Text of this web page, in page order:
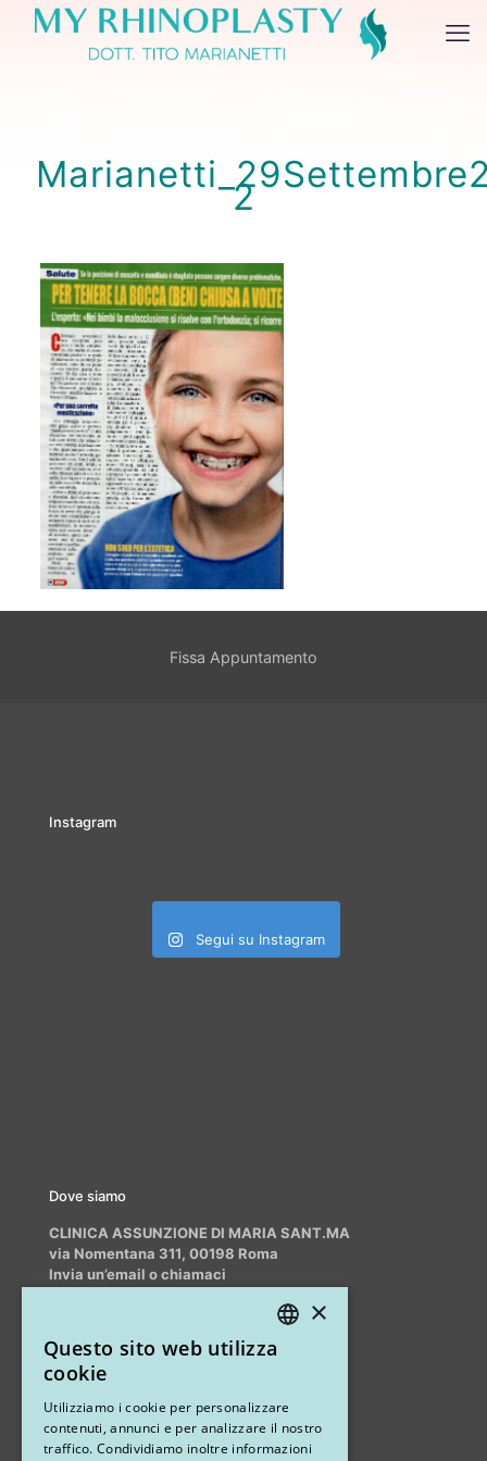
2
Fissa Appuntamento
Instagram
Segui su Instagram
Dove siamo
CLINICA ASSUNZIONE DI MARIA SANT.MA
via Nomentana 311, 00198 Roma
Invia un’email o chiamaci
Altri studi
STUDIO MARIANETTI MED
×
Questo sito web utilizza
cookie
Utilizziamo i cookie per personalizzare
contenuti, annunci e per analizzare il nostro
traffico. Condividiamo inoltre informazioni